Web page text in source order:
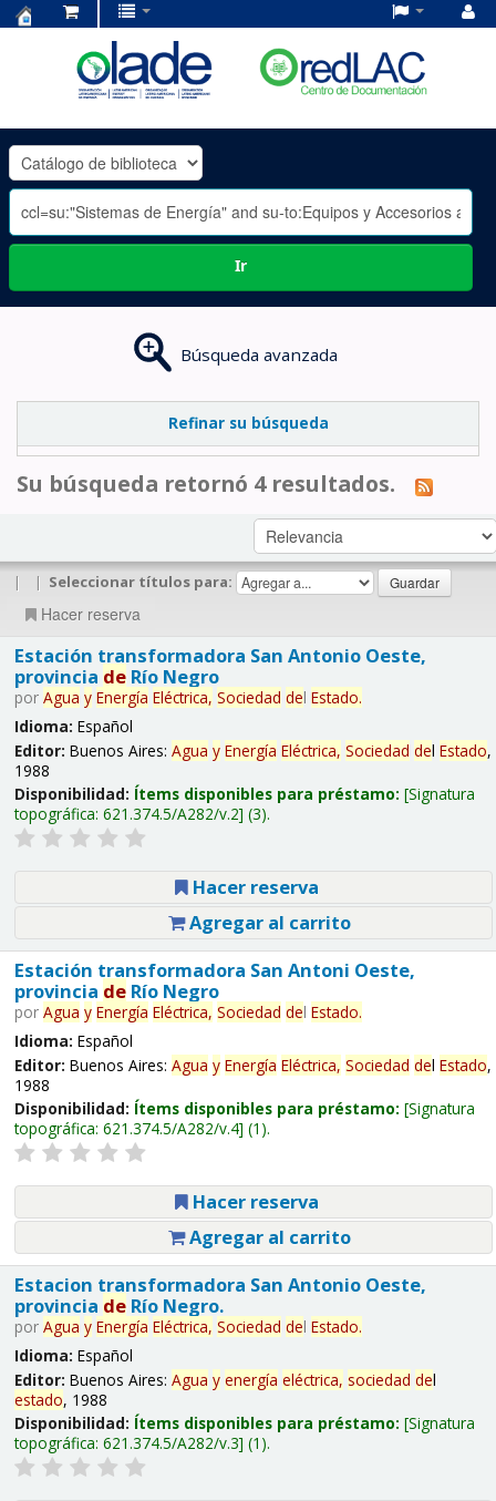
OLADE
-
Ir
Búsqueda avanzada
Refinar su búsqueda
Su búsqueda retornó 4 resultados.
| | Seleccionar títulos para:
Hacer reserva
Estación transformadora San Antonio Oeste,
provincia deRío Negro
por Agua y Energía Eléctrica, Sociedad del Estado.
Idioma: Español
Editor: Buenos Aires: Agua y Energía Eléctrica, Sociedad del Estado,
1988
Disponibilidad: Ítems disponibles para préstamo: Signatura
topográfica: 621.374.5/A282/v.2 (3).
Hacer reserva
Agregar al carrito
Estación transformadora San Antoni Oeste,
provincia deRío Negro
por Agua y Energía Eléctrica, Sociedad del Estado.
Idioma: Español
Editor: Buenos Aires: Agua y Energía Eléctrica, Sociedad del Estado,
1988
Disponibilidad: Ítems disponibles para préstamo: Signatura
topográfica: 621.374.5/A282/v.4 (1).
Hacer reserva
Agregar al carrito
Estacion transformadora San Antonio Oeste,
provincia deRío Negro.
por Agua y Energía Eléctrica, Sociedad del Estado.
Idioma: Español
Editor: Buenos Aires: Agua y energía eléctrica, sociedad del
estado, 1988
Disponibilidad: Ítems disponibles para préstamo: Signatura
topográfica: 621.374.5/A282/v.3 (1).